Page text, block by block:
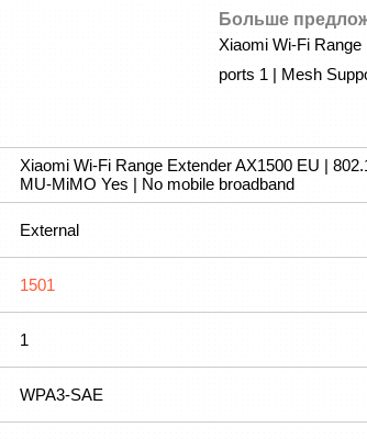
Больше
Xiaomi Wi-Fi
ports 1 | Mesh
Xiaomi Wi-Fi Range Extender AX1500 EU |
MU-MiMO Yes | No mobile broadband
External
1501
1
WPA3-SAE